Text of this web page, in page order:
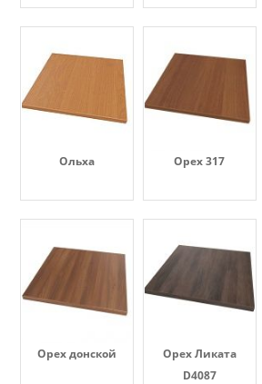
Ольха Орех 317
Орех донской
Орех Ликата
D4087